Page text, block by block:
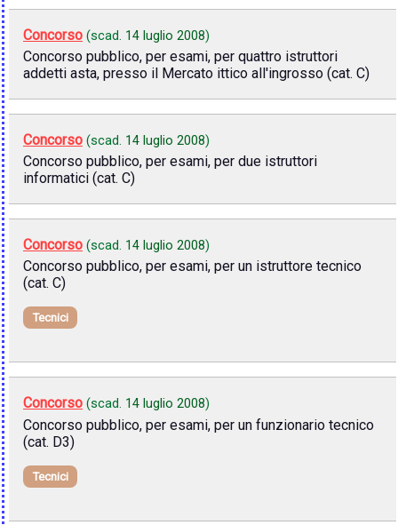
Concorso (scad. 14 luglio 2008)
Concorso pubblico, per esami, per quattro istruttori
addetti asta, presso il Mercato ittico all'ingrosso (cat. C)
Concorso (scad. 14 luglio 2008)
Concorso pubblico, per esami, per due istruttori
informatici (cat. C)
Concorso (scad. 14 luglio 2008)
Concorso pubblico, per esami, per un istruttore tecnico
(cat. C)
Tecnici
Concorso (scad. 14 luglio 2008)
Concorso pubblico, per esami, per un funzionario tecnico
(cat. D3)
Tecnici